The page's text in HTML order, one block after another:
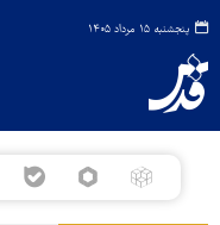
پنجشنبه ۱۵ مرداد ۱۴۰۵